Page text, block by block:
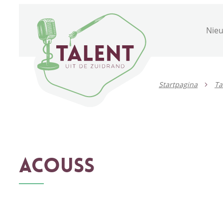
Talent uit de Zuidrand
Startpagina
Acouss